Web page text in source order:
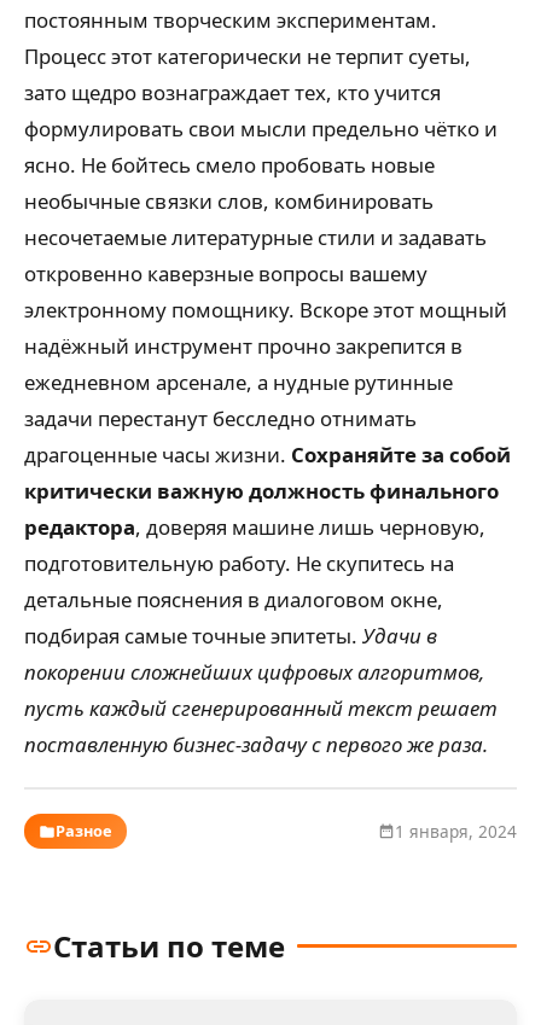
постоянным творческим экспериментам.
Процесс этот категорически не терпит суеты,
зато щедро вознаграждает тех, кто учится
формулировать свои мысли предельно чётко и
ясно. Не бойтесь смело пробовать новые
необычные связки слов, комбинировать
несочетаемые литературные стили и задавать
откровенно каверзные вопросы вашему
электронному помощнику. Вскоре этот мощный
надёжный инструмент прочно закрепится в
ежедневном арсенале, а нудные рутинные
задачи перестанут бесследно отнимать
драгоценные часы жизни. Сохраняйте за собой
критически важную должность финального
редактора, доверяя машине лишь черновую,
подготовительную работу. Не скупитесь на
детальные пояснения в диалоговом окне,
подбирая самые точные эпитеты. Удачи в
покорении сложнейших цифровых алгоритмов,
пусть каждый сгенерированный текст решает
поставленную бизнес-задачу с первого же раза.
Разное 1 января, 2024
Статьи по теме